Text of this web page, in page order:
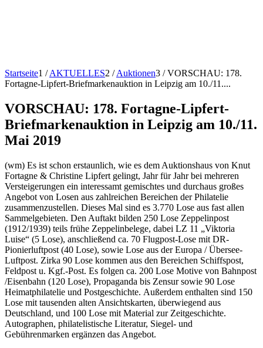
Startseite1 / AKTUELLES2 / Auktionen3 / VORSCHAU: 178.
Fortagne-Lipfert-Briefmarkenauktion in Leipzig am 10./11....
VORSCHAU: 178. Fortagne-Lipfert-
Briefmarkenauktion in Leipzig am 10./11.
Mai 2019
(wm) Es ist schon erstaunlich, wie es dem Auktionshaus von Knut
Fortagne & Christine Lipfert gelingt, Jahr für Jahr bei mehreren
Versteigerungen ein interessamt gemischtes und durchaus großes
Angebot von Losen aus zahlreichen Bereichen der Philatelie
zusammenzustellen. Dieses Mal sind es 3.770 Lose aus fast allen
Sammelgebieten. Den Auftakt bilden 250 Lose Zeppelinpost
(1912/1939) teils frühe Zeppelinbelege, dabei LZ 11 „Viktoria
Luise“ (5 Lose), anschließend ca. 70 Flugpost-Lose mit DR-
Pionierluftpost (40 Lose), sowie Lose aus der Europa / Übersee-
Luftpost. Zirka 90 Lose kommen aus den Bereichen Schiffspost,
Feldpost u. Kgf.-Post. Es folgen ca. 200 Lose Motive von Bahnpost
/Eisenbahn (120 Lose), Propaganda bis Zensur sowie 90 Lose
Heimatphilatelie und Postgeschichte. Außerdem enthalten sind 150
Lose mit tausenden alten Ansichtskarten, überwiegend aus
Deutschland, und 100 Lose mit Material zur Zeitgeschichte.
Autographen, philatelistische Literatur, Siegel- und
Gebührenmarken ergänzen das Angebot.